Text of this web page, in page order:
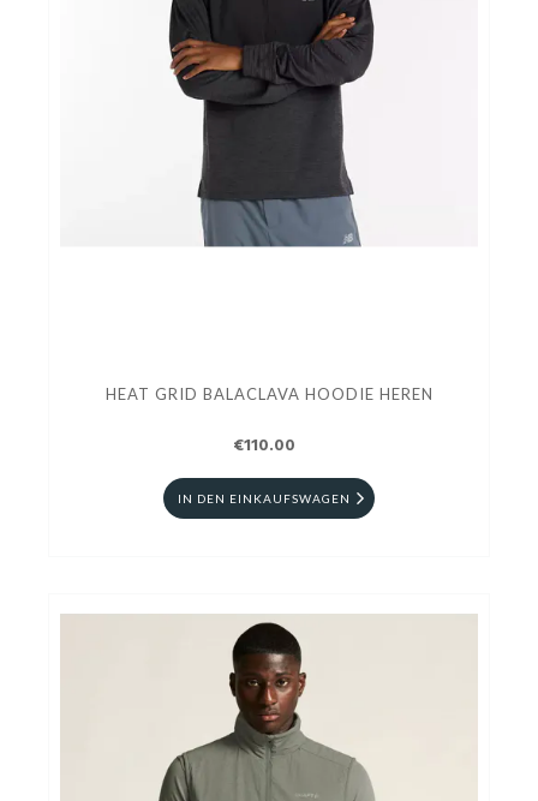
HEAT GRID BALACLAVA HOODIE HEREN
€110.00
IN DEN EINKAUFSWAGEN